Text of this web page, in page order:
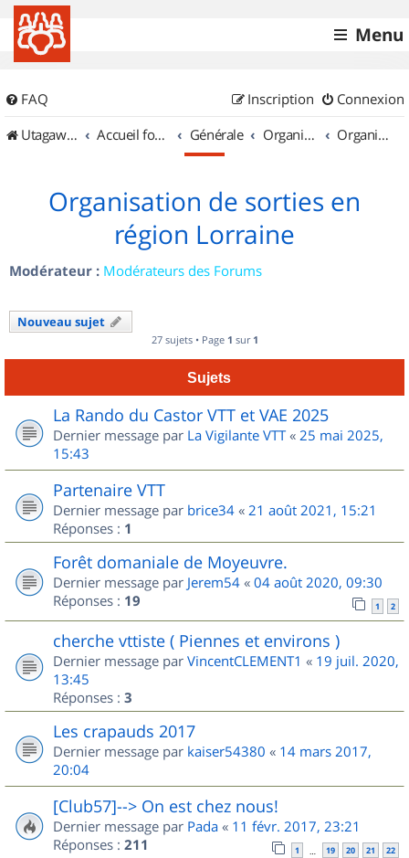
Menu
FAQ Connexion
Inscription
UtagawaVTT (Randos VTT et VTTAE avec traces GPS)
Accueil forum Générale Organisation de sorties & Recherche de partenaires Organisation de sorties en région Lorraine
Organisation de sorties en
région Lorraine
Modérateur : Modérateurs des Forums
Nouveau sujet
27 sujets • Page 1 sur 1
Sujets
La Rando du Castor VTT et VAE 2025
Dernier message par La Vigilante VTT« 25 mai 2025,
15:43
Partenaire VTT
Dernier message par brice34 « 21 août 2021, 15:21
Réponses : 1
Forêt domaniale de Moyeuvre.
Dernier message par Jerem54 « 04 août 2020, 09:30
Réponses : 19 1 2
cherche vttiste ( Piennes et environs )
Dernier message par VincentCLEMENT1 « 19 juil. 2020,
13:45
Réponses : 3
Les crapauds 2017
Dernier message par kaiser54380 « 14 mars 2017,
20:04
[Club57]--> On est chez nous!
Dernier message par Pada « 11 févr. 2017, 23:21
Réponses : 211 1 … 19 20 21 22